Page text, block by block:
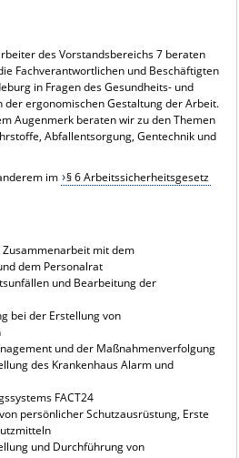
des Vorstandsbereichs 7 beraten
Fachverantwortlichen und Beschäftigten
in Fragen des Gesundheits- und
der ergonomischen Gestaltung der Arbeit.
Augenmerk beraten wir zu den Themen
Abfallentsorgung, Gentechnik und
im § 6 Arbeitssicherheitsgesetz
mit dem
dem Personalrat
und Bearbeitung der
bei der Erstellung von
und der Maßnahmenverfolgung
des Krankenhaus Alarm und
FACT24
persönlicher Schutzausrüstung, Erste
und Durchführung von